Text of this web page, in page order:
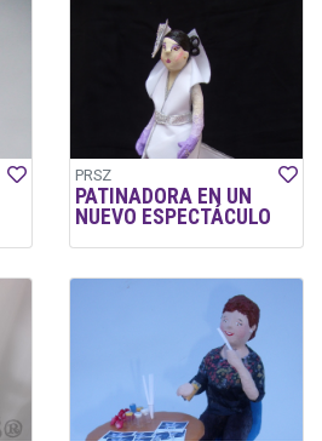
PRSZ
PATINADORA EN UN
NUEVO ESPECTÁCULO